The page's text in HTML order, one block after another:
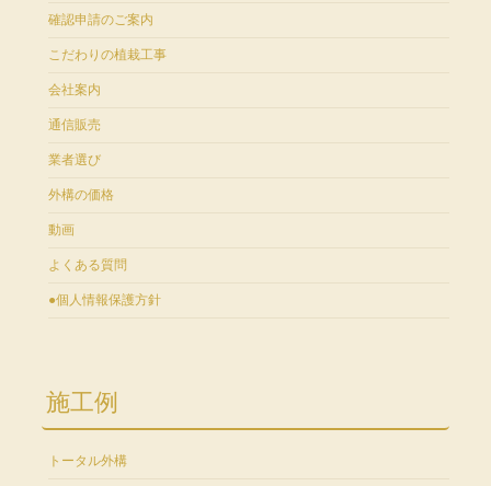
確認申請のご案内
こだわりの植栽工事
会社案内
通信販売
業者選び
外構の価格
動画
よくある質問
●個人情報保護方針
施工例
トータル外構